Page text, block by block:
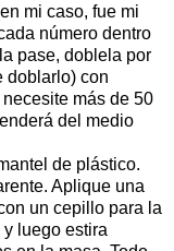
mi caso, fue mi
número dentro
pase, doblela por
doblarlo) con
más de 50
del medio
de plástico.
Aplique una
un cepillo para la
luego estira